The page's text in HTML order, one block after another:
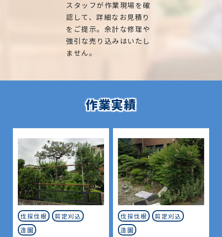
・マンションなどの敷地林の伐採をしてほしい（一
本〜数十本までの大型案件でも対応可）
・庭木の刈り込み
・枝落とし
・神社やお寺のご神木まで対応します
【静岡県】富士宮市、富士市、御殿場市、裾野市、
長泉町、清水町、函南町、熱海市、三島市、沼津
市、伊豆の国市、伊豆市、伊東市
地域密着で伐採・剪定などの造園屋、植木屋をお探
しなら当社にご相談ください。
スタッフが作業現場を確
認して、詳細なお見積り
をご提示。余計な修理や
強引な売り込みはいたし
ません。
作業実績
伐採伐根
剪定刈込
造園
伐採伐根
剪定刈込
造園